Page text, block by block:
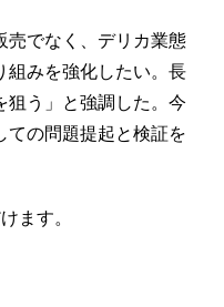
売でなく、デリカ業態
組みを強化したい。長
う」と強調した。今
ての問題提起と検証を
ます。